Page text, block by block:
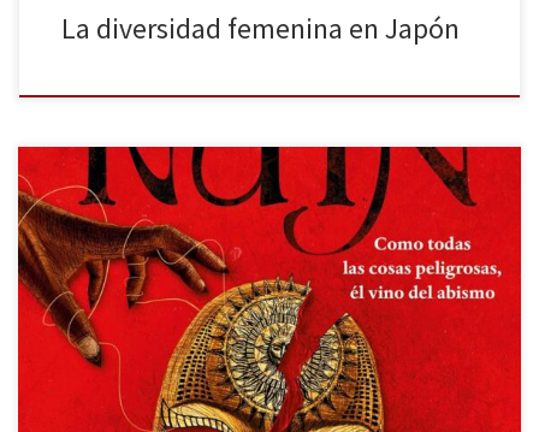
La diversidad femenina en Japón
Eternal ruin es la segunda entrega de la saga Immortal dark de
Tigest Girma, publicada por Alfaguara. Los libros son pequeños
escaparates a civilizaciones, pues en ellos podemos encontrar
una gran diversidad de temas, moralidades, sociedades… Girma
es una autora etíope que muestra su cultura (lo nativo impactado
por lo […]